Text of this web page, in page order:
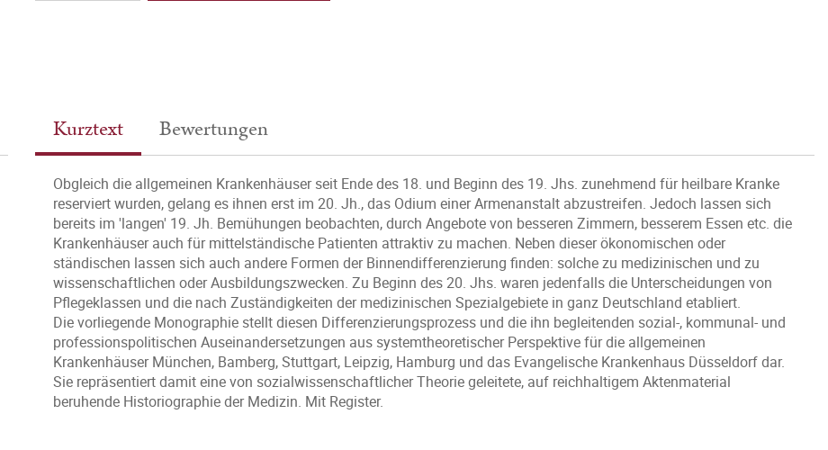
Kurztext Bewertungen
Obgleich die allgemeinen Krankenhäuser seit Ende des 18. und Beginn des 19. Jhs. zunehmend für heilbare Kranke
reserviert wurden, gelang es ihnen erst im 20. Jh., das Odium einer Armenanstalt abzustreifen. Jedoch lassen sich
bereits im 'langen' 19. Jh. Bemühungen beobachten, durch Angebote von besseren Zimmern, besserem Essen etc. die
Krankenhäuser auch für mittelständische Patienten attraktiv zu machen. Neben dieser ökonomischen oder
ständischen lassen sich auch andere Formen der Binnendifferenzierung finden: solche zu medizinischen und zu
wissenschaftlichen oder Ausbildungszwecken. Zu Beginn des 20. Jhs. waren jedenfalls die Unterscheidungen von
Pflegeklassen und die nach Zuständigkeiten der medizinischen Spezialgebiete in ganz Deutschland etabliert.
Die vorliegende Monographie stellt diesen Differenzierungsprozess und die ihn begleitenden sozial-, kommunal- und
professionspolitischen Auseinandersetzungen aus systemtheoretischer Perspektive für die allgemeinen
Krankenhäuser München, Bamberg, Stuttgart, Leipzig, Hamburg und das Evangelische Krankenhaus Düsseldorf dar.
Sie repräsentiert damit eine von sozialwissenschaftlicher Theorie geleitete, auf reichhaltigem Aktenmaterial
beruhende Historiographie der Medizin. Mit Register.